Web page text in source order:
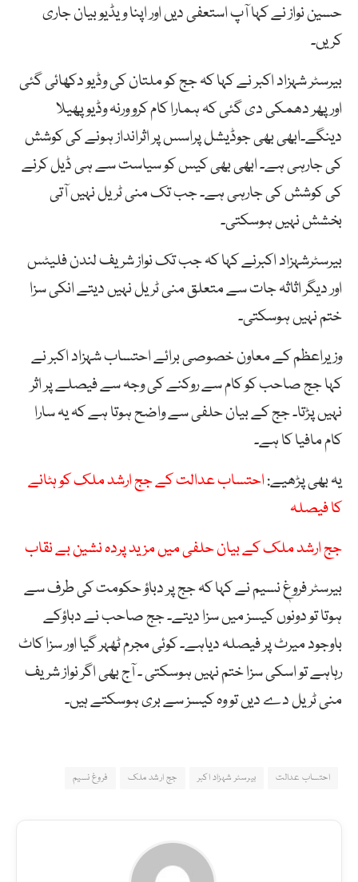
حسین نواز نے کہا آپ استعفی دیں اور اپنا ویڈیو بیان جاری
کریں۔
بیرسٹر شہزاد اکبر نے کہا کہ جج کو ملتان کی وڈیو دکھائی گئی
اور پھر دھمکی دی گئی کہ ہمارا کام کرو ورنہ وڈیو پھیلا
دینگے۔ابھی بھی جوڈیشل پراسس پر اثرانداز ہونے کی کوشش
کی جارہی ہے۔ ابھی بھی کیس کو سیاست سے ہی ڈیل کرنے
کی کوشش کی جارہی ہے۔ جب تک منی ٹریل نہیں آتی
بخشش نہیں ہوسکتی۔
بیرسٹرشہزاد اکبرنے کہا کہ جب تک نواز شریف لندن فلیٹس
اور دیگر اثاثہ جات سے متعلق منی ٹریل نہیں دیتے انکی سزا
ختم نہیں ہوسکتی۔
وزیراعظم کے معاون خصوصی برائے احتساب شہزاد اکبر نے
کہا جج صاحب کو کام سے روکنے کی وجہ سے فیصلے پر اثر
نہیں پڑتا۔ جج کے بیان حلفی سے واضح ہوتا ہے کہ یہ سارا
کام مافیا کا ہے۔
یہ بھی پڑھیے:احتساب عدالت کے جج ارشد ملک کو ہٹانے
کا فیصلہ
جج ارشد ملک کے بیان حلفی میں مزید پردہ نشین بے نقاب
بیرسٹر فروغٖ نسیم نے کہا کہ جج پر دباؤ حکومت کی طرف سے
ہوتا تو دونوں کیسز میں سزا دیتے۔ جج صاحب نے دباؤکے
باوجود میرٹ پر فیصلہ دیاہے۔ کوئی مجرم ٹھہر گیا اور سزا کاٹ
رہاہے تو اسکی سزا ختم نہیں ہوسکتی ۔ آج بھی اگر نواز شریف
منی ٹریل دے دیں تو وہ کیسز سے بری ہوسکتے ہیں۔
احتساب عدالت بیرسٹر شہزاد اکبر جج ارشد ملک فروغ نسیم